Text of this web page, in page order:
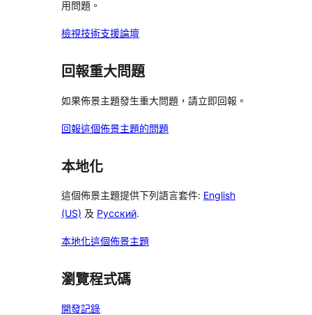
用問題。
檢視技術支援論壇
回報重大問題
如果佈景主題發生重大問題，請立即回報。
回報這個佈景主題的問題
本地化
這個佈景主題提供下列語言套件: English
(US) 及 Русский.
本地化這個佈景主題
瀏覽程式碼
開發記錄